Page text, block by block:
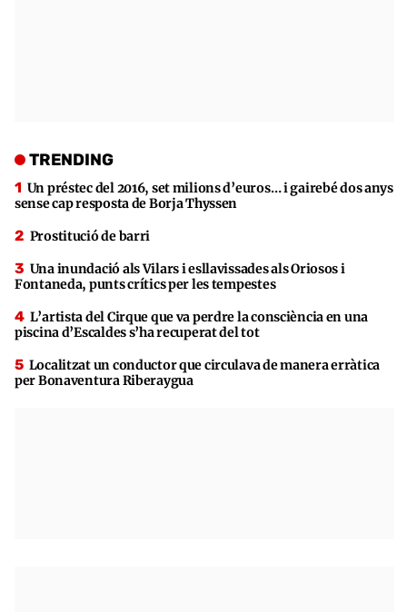
TRENDING
Un préstec del 2016, set milions d’euros… i gairebé dos anys
sense cap resposta de Borja Thyssen
Prostitució de barri
Una inundació als Vilars i esllavissades als Oriosos i
Fontaneda, punts crítics per les tempestes
L’artista del Cirque que va perdre la consciència en una
piscina d’Escaldes s’ha recuperat del tot
Localitzat un conductor que circulava de manera erràtica
per Bonaventura Riberaygua